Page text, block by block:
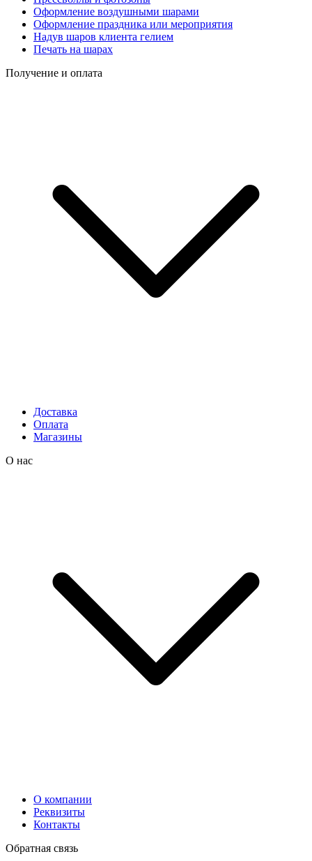
Оформление воздушными шарами
Оформление праздника или мероприятия
Надув шаров клиента гелием
Печать на шарах
Получение и оплата
Доставка
Оплата
Магазины
О нас
О компании
Реквизиты
Контакты
Обратная связь